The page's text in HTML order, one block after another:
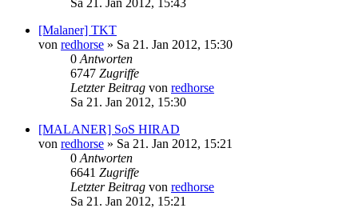
[Malaner] TKT
von redhorse » Sa 21. Jan 2012, 15:30
0 Antworten
6747 Zugriffe
Letzter Beitrag von redhorse
Sa 21. Jan 2012, 15:30
[MALANER] SoS HIRAD
von redhorse » Sa 21. Jan 2012, 15:21
0 Antworten
6641 Zugriffe
Letzter Beitrag von redhorse
Sa 21. Jan 2012, 15:21